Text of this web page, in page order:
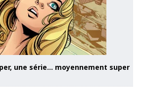
une série… moyennement super